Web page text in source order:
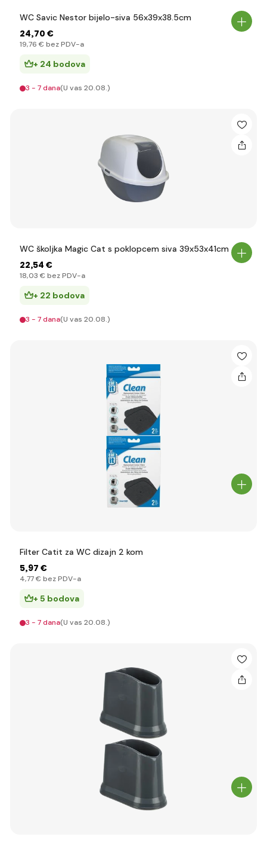
WC Savic Nestor bijelo-siva 56x39x38.5cm
24,70 €
19,76 € bez PDV-a
+ 24 bodova
3 - 7 dana(U vas 20.08.)
WC školjka Magic Cat s poklopcem siva 39x53x41cm
22,54 €
18,03 € bez PDV-a
+ 22 bodova
3 - 7 dana(U vas 20.08.)
Filter Catit za WC dizajn 2 kom
5,97 €
4,77 € bez PDV-a
+ 5 bodova
3 - 7 dana(U vas 20.08.)